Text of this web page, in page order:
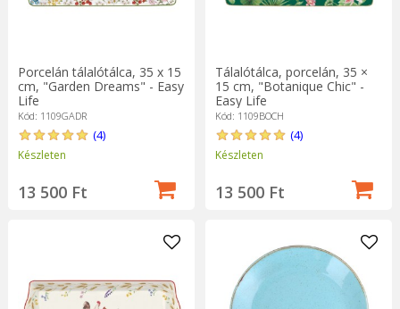
Porcelán tálalótálca, 35 x 15
cm, "Garden Dreams" - Easy
Life
Kód: 1109GADR
(4)
Készleten
13 500 Ft
Tálalótálca, porcelán, 35 ×
15 cm, "Botanique Chic" -
Easy Life
Kód: 1109BOCH
(4)
Készleten
13 500 Ft